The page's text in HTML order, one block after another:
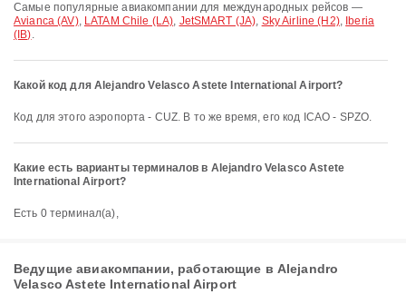
Самые популярные авиакомпании для международных рейсов —
Avianca (AV), LATAM Chile (LA), JetSMART (JA), Sky Airline (H2), Iberia
(IB).
Какой код для Alejandro Velasco Astete International Airport?
Код для этого аэропорта - CUZ. В то же время, его код ICAO - SPZO.
Какие есть варианты терминалов в Alejandro Velasco Astete
International Airport?
Есть 0 терминал(а),
Ведущие авиакомпании, работающие в Alejandro
Velasco Astete International Airport